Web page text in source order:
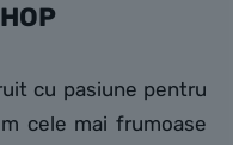
cu pasiune pentru
cele mai frumoase